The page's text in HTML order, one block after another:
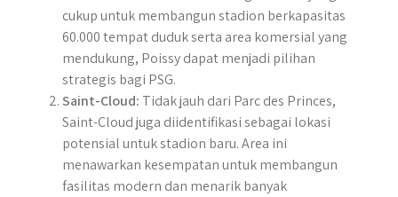
cukup untuk membangun stadion berkapasitas
60.000 tempat duduk serta area komersial yang
mendukung, Poissy dapat menjadi pilihan
strategis bagi PSG.
Saint-Cloud: Tidak jauh dari Parc des Princes,
Saint-Cloud juga diidentifikasi sebagai lokasi
potensial untuk stadion baru. Area ini
menawarkan kesempatan untuk membangun
fasilitas modern dan menarik banyak